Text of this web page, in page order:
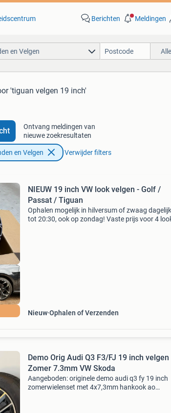
Berichten Meldingen
en Velgen
'tiguan velgen 19 inch'
Ontvang meldingen van
nieuwe zoekresultaten
en Velgen Verwijder filters
NIEUW 19 inch VW look velgen - Golf /
Passat / Tiguan
Ophalen mogelijk in hilversum of zwaag
tot 20:30, ook op zondag! Vaste prijs voor 4
Nieuw Ophalen of Verzenden
Demo Orig Audi Q3 F3/FJ 19 inch velgen
Zomer 7.3mm VW Skoda
Aangeboden: originele demo audi q3 fy 19 inch
zomerwielenset met 4x7,3mm hankook ao